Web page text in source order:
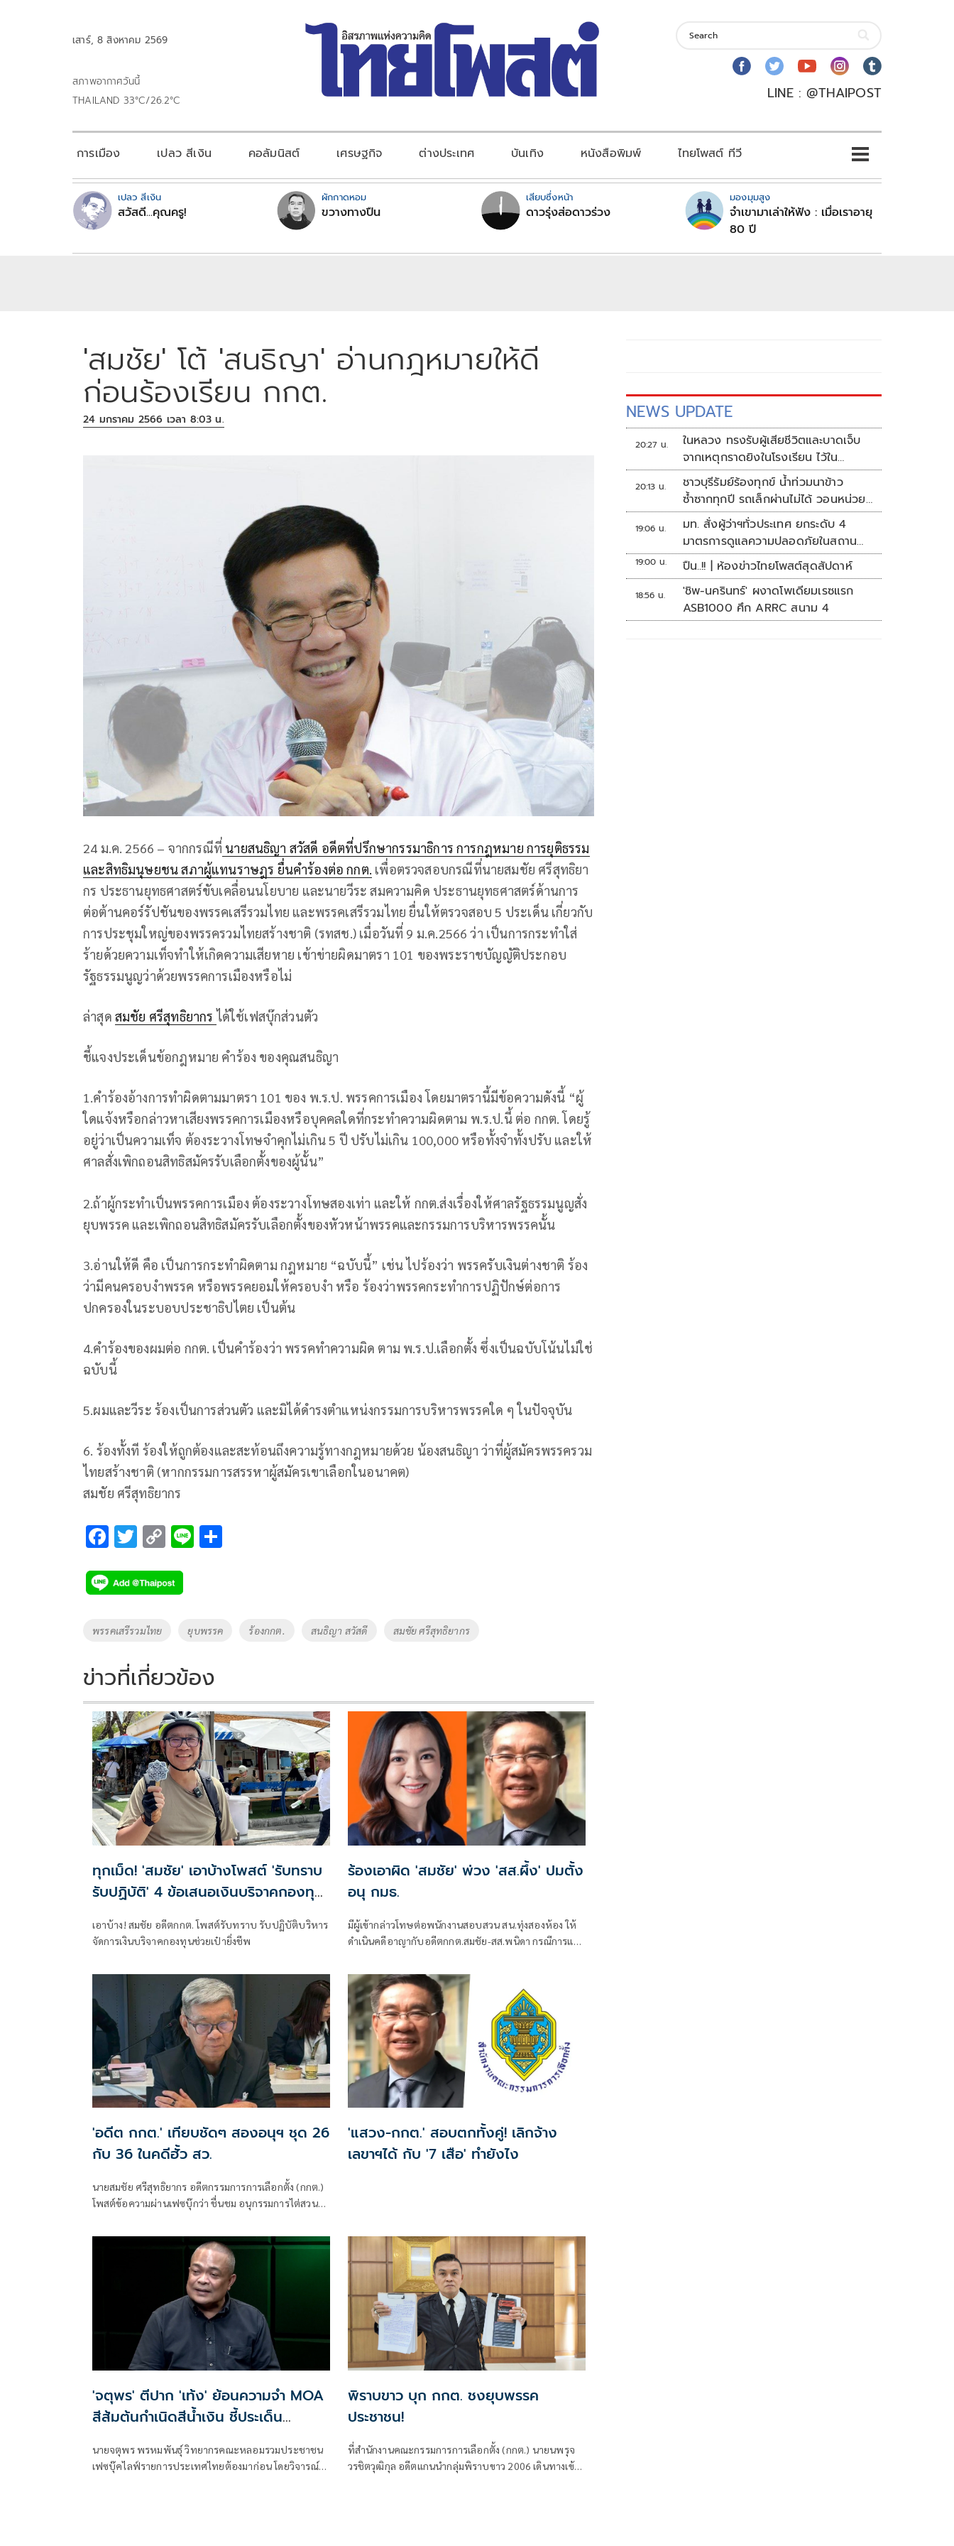
เสาร์, 8 สิงหาคม 2569
สภาพอากาศวันนี้
THAILAND 33°C/26.2°C
LINE : @THAIPOST
การเมือง เปลว สีเงิน คอลัมนิสต์ เศรษฐกิจ ต่างประเทศ บันเทิง หนังสือพิมพ์ ไทยโพสต์ ทีวี
เปลว สีเงิน
สวัสดี...คุณครู!
ผักกาดหอม
ขวางทางปืน
เสียบซึ่งหน้า
ดาวรุ่งส่อดาวร่วง
มองมุมสูง
จำเขามาเล่าให้ฟัง : เมื่อเราอายุ
80 ปี
'สมชัย' โต้ 'สนธิญา' อ่านกฎหมายให้ดี
ก่อนร้องเรียน กกต.
24 มกราคม 2566 เวลา 8:03 น.
24 ม.ค. 2566 – จากกรณีที่ นายสนธิญา สวัสดี อดีตที่ปรึกษากรรมาธิการ การกฎหมาย การยุติธรรม
และสิทธิมนุษยชน สภาผู้แทนราษฎร ยื่นคำร้องต่อ กกต. เพื่อตรวจสอบกรณีที่นายสมชัย ศรีสุทธิยา
กร ประธานยุทธศาสตร์ขับเคลื่อนนโยบาย และนายวีระ สมความคิด ประธานยุทธศาสตร์ด้านการ
ต่อต้านคอร์รัปชันของพรรคเสรีรวมไทย และพรรคเสรีรวมไทย ยื่นให้ตรวจสอบ 5 ประเด็น เกี่ยวกับ
การประชุมใหญ่ของพรรครวมไทยสร้างชาติ (รทสช.) เมื่อวันที่ 9 ม.ค.2566 ว่า เป็นการกระทำใส่
ร้ายด้วยความเท็จทำให้เกิดความเสียหาย เข้าข่ายผิดมาตรา 101 ของพระราชบัญญัติประกอบ
รัฐธรรมนูญว่าด้วยพรรคการเมืองหรือไม่
ล่าสุด สมชัย ศรีสุทธิยากร ได้ใช้เฟสบุ๊กส่วนตัว
ชี้แจงประเด็นข้อกฎหมาย คำร้อง ของคุณสนธิญา
1.คำร้องอ้างการทำผิดตามมาตรา 101 ของ พ.ร.ป. พรรคการเมือง โดยมาตรานี้มีข้อความดังนี้ “ผู้
ใดแจ้งหรือกล่าวหาเสียงพรรคการเมืองหรือบุคคลใดที่กระทำความผิดตาม พ.ร.ป.นี้ ต่อ กกต. โดยรู้
อยู่ว่าเป็นความเท็จ ต้องระวางโทษจำคุกไม่เกิน 5 ปี ปรับไม่เกิน 100,000 หรือทั้งจำทั้งปรับ และให้
ศาลสั่งเพิกถอนสิทธิสมัครรับเลือกตั้งของผู้นั้น”
2.ถ้าผู้กระทำเป็นพรรคการเมือง ต้องระวางโทษสองเท่า และให้ กกต.ส่งเรื่องให้ศาลรัฐธรรมนูญสั่ง
ยุบพรรค และเพิกถอนสิทธิสมัครรับเลือกตั้งของหัวหน้าพรรคและกรรมการบริหารพรรคนั้น
3.อ่านให้ดี คือ เป็นการกระทำผิดตาม กฎหมาย “ฉบับนี้” เช่น ไปร้องว่า พรรครับเงินต่างชาติ ร้อง
ว่ามีคนครอบงำพรรค หรือพรรคยอมให้ครอบงำ หรือ ร้องว่าพรรคกระทำการปฏิปักษ์ต่อการ
ปกครองในระบอบประชาธิปไตย เป็นต้น
4.คำร้องของผมต่อ กกต. เป็นคำร้องว่า พรรคทำความผิด ตาม พ.ร.ป.เลือกตั้ง ซึ่งเป็นฉบับโน้นไม่ใช่
ฉบับนี้
5.ผมและวีระ ร้องเป็นการส่วนตัว และมิได้ดำรงตำแหน่งกรรมการบริหารพรรคใด ๆ ในปัจจุบัน
6. ร้องทั้งที ร้องให้ถูกต้องและสะท้อนถึงความรู้ทางกฎหมายด้วย น้องสนธิญา ว่าที่ผู้สมัครพรรครวม
ไทยสร้างชาติ (หากกรรมการสรรหาผู้สมัครเขาเลือกในอนาคต)
สมชัย ศรีสุทธิยากร
F
e
b
o
k
T
tt
er
C
p
y
k
Li
Tags
พรรคเสรีรวมไทย ยุบพรรค ร้องกกต. สนธิญา สวัสดี สมชัย ศรีสุทธิยากร
ข่าวที่เกี่ยวข้อง
ทุกเม็ด! 'สมชัย' เอาบ้างโพสต์ 'รับทราบ
รับปฏิบัติ' 4 ข้อเสนอเงินบริจาคกองทุน
เอาบ้าง! สมชัย อดีตกกต. โพสต์รับทราบ รับปฏิบัติบริหาร
จัดการเงินบริจาคกองทุนช่วยเป๋ายิ่งชีพ
ร้องเอาผิด 'สมชัย' พ่วง 'สส.ผึ้ง' ปมตั้ง
อนุ กมธ.
มีผู้เข้ากล่าวโทษต่อพนักงานสอบสวน สน.ทุ่งสองห้อง ให้
ดำเนินคดีอาญากับอดีตกกต.สมชัย-สส.พนิดา กรณีการแต่ง
กฎหมายและมาตรฐาน
'อดีต กกต.' เทียบชัดๆ สองอนุฯ ชุด 26
กับ 36 ในคดีฮั้ว สว.
นายสมชัย ศรีสุทธิยากร อดีตกรรมการการเลือกตั้ง (กกต.)
โพสต์ข้อความผ่านเฟซบุ๊กว่า ชื่นชม อนุกรรมการไต่สวน
ที่ 36 ของ กกต.
'แสวง-กกต.' สอบตกทั้งคู่! เลิกจ้าง
เลขาฯได้ กับ '7 เสือ' ทำยังไง
'จตุพร' ตีปาก 'เท้ง' ย้อนความจำ MOA
สีส้มต้นกำเนิดสีน้ำเงิน ชี้ประเด็น
นายจตุพร พรหมพันธุ์ วิทยากรคณะหลอมรวมประชาชน
เฟซบุ๊คไลฟ์รายการประเทศไทยต้องมาก่อน โดยวิจารณ์
พิราบขาว บุก กกต. ชงยุบพรรค
ประชาชน!
ที่สำนักงานคณะกรรมการการเลือกตั้ง (กกต.) นายนพรุจ
วรชิตวุฒิกุล อดีตแกนนำกลุ่มพิราบขาว 2006 เดินทางเข้า
NEWS UPDATE
20:27 น.
ในหลวง ทรงรับผู้เสียชีวิตและบาดเจ็บ
จากเหตุกราดยิงในโรงเรียน ไว้ใน
พระบรมราชานุเคราะห์
20:13 น.
ชาวบุรีรัมย์ร้องทุกข์ น้ำท่วมนาข้าว
ซ้ำซากทุกปี รถเล็กผ่านไม่ได้ วอนหน่วย
งานเร่งแก้ไข
19:06 น.
มท. สั่งผู้ว่าฯทั่วประเทศ ยกระดับ 4
มาตรการดูแลความปลอดภัยในสถาน
ศึกษา
19:00 น. ปืน..!! | ห้องข่าวไทยโพสต์สุดสัปดาห์
18:56 น.
'ชิพ-นครินทร์' ผงาดโพเดียมเรซแรก
ASB1000 ศึก ARRC สนาม 4